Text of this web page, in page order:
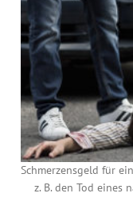
Schmerzensgeld für
z. B. den Tod eines